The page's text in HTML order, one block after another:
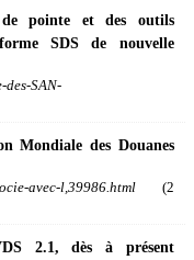
pointe et des outils
SDS de nouvelle
SAN-
Mondiale des Douanes
avec-l,39986.html (2
2.1, dès à présent